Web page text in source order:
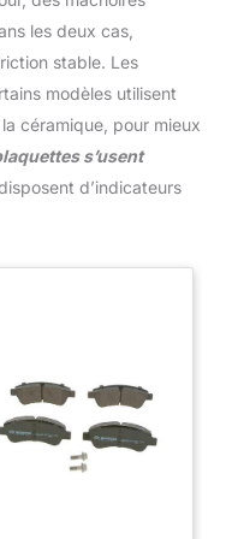
les deux cas,
stable. Les
modèles utilisent
céramique, pour mieux
s’usent
d’indicateurs